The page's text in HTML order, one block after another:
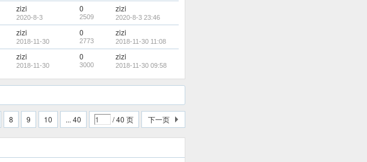
zizi
2020-8-3
0
2509
zizi
2020-8-3 23:46
zizi
2018-11-30
0
2773
zizi
2018-11-30 11:08
zizi
2018-11-30
0
3000
zizi
2018-11-30 09:58
8 9 10 ... 40 / 40 页 下一页